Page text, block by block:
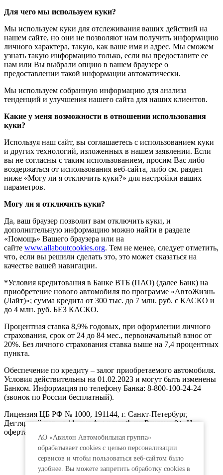
АО «Авилон Автомобильная группа»
обрабатывает cookies с целью персонализации
сервисов и чтобы пользоваться веб-сайтом было
удобнее. Вы можете запретить обработку сookies в
Для чего мы используем куки?
Мы используем куки для отслеживания ваших действий на
нашем сайте, но они не позволяют нам получить информацию
личного характера, такую, как ваше имя и адрес. Мы сможем
узнать такую информацию только, если вы предоставите ее
нам или Вы выбрали опцию в вашем браузере о
предоставлении такой информации автоматически.
Мы используем собранную информацию для анализа
тенденций и улучшения нашего сайта для наших клиентов.
Какие у меня возможности в отношении использования
куки?
Используя наш сайт, вы соглашаетесь с использованием куки
и других технологий, изложенных в нашем заявлении. Если
вы не согласны с таким использованием, просим Вас либо
воздержаться от использования веб-сайта, либо см. раздел
ниже «Могу ли я отключить куки?» для настройки ваших
параметров.
Могу ли я отключить куки?
Да, ваш браузер позволит вам отключить куки, и
дополнительную информацию можно найти в разделе
«Помощь» Вашего браузера или на
сайте www.allaboutcookies.org. Тем не менее, следует отметить,
что, если вы решили сделать это, это может сказаться на
качестве вашей навигации.
*Условия кредитования в Банке ВТБ (ПАО) (далее Банк) на
приобретение нового автомобиля по программе «АвтоЖизнь
(Лайт)»; сумма кредита от 300 тыс. до 7 млн. руб. с КАСКО и
до 4 млн. руб. БЕЗ КАСКО.
Процентная ставка 8,9% годовых, при оформлении личного
страхования, срок от 24 до 84 мес., первоначальный взнос от
20%. Без личного страхования ставка выше на 7,4 процентных
пункта.
Обеспечение по кредиту – залог приобретаемого автомобиля.
Условия действительны на 01.02.2023 и могут быть изменены
Банком. Информация по телефону Банка: 8-800-100-24-24
(звонок по России бесплатный).
Лицензия ЦБ РФ № 1000, 191144, г. Санкт-Петербург,
Дегтярный пер., д.11, лит.А. www.vtb.ru. Реклама 0+. Не
оферта.